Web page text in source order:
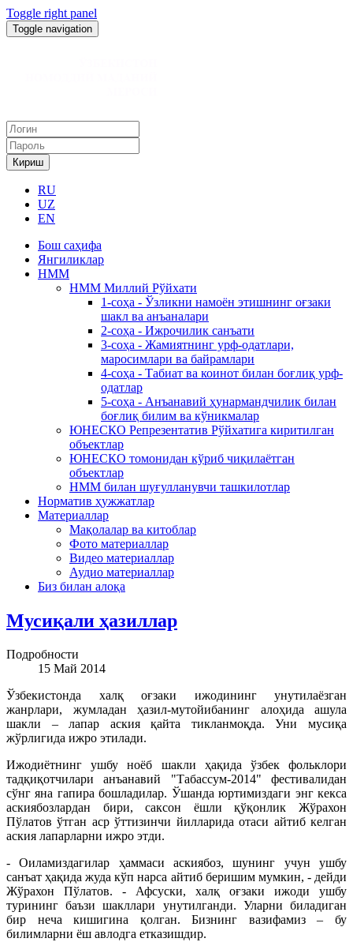
Toggle right panel
Toggle navigation
Кириш
RU
UZ
EN
Бош саҳифа
Янгиликлар
НММ
НММ Миллий Рўйхати
1-соҳа - Ўзликни намоён этишнинг оғзаки
шакл ва анъаналари
2-соҳа - Ижрочилик санъати
3-соҳа - Жамиятнинг урф-одатлари,
маросимлари ва байрамлари
4-соҳа - Табиат ва коинот билан боғлиқ урф-
одатлар
5-соҳа - Анъанавий ҳунармандчилик билан
боғлиқ билим ва кўникмалар
ЮНЕСКО Репрезентатив Рўйхатига киритилган
объектлар
ЮНЕСКО томонидан кўриб чиқилаётган
объектлар
НММ билан шуғулланувчи ташкилотлар
Норматив ҳужжатлар
Материаллар
Мақолалар ва китоблар
Фото материаллар
Видео материаллар
Аудио материаллар
Биз билан алоқа
Мусиқали ҳазиллар
Подробности
15 Май 2014
Ўзбекистонда халқ оғзаки ижодининг унутилаёзган
жанрлари, жумладан ҳазил-мутойибанинг алоҳида ашула
шакли – лапар аския қайта тикланмоқда. Уни мусиқа
жўрлигида ижро этилади.
Ижодиётнинг ушбу ноёб шакли ҳақида ўзбек фольклори
тадқиқотчилари анъанавий "Табассум-2014" фестивалидан
сўнг яна гапира бошладилар. Ўшанда юртимиздаги энг кекса
аскиябозлардан бири, саксон ёшли қўқонлик Жўрахон
Пўлатов ўтган аср ўттизинчи йилларида отаси айтиб келган
аския лапарларни ижро этди.
- Оиламиздагилар ҳаммаси аскиябоз, шунинг учун ушбу
санъат ҳақида жуда кўп нарса айтиб беришим мумкин, - дейди
Жўрахон Пўлатов. - Афсуски, халқ оғзаки ижоди ушбу
турининг баъзи шакллари унутилганди. Уларни биладиган
бир неча кишигина қолган. Бизнинг вазифамиз – бу
билимларни ёш авлодга етказишдир.